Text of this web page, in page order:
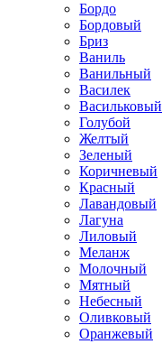
Бордо
Бордовый
Бриз
Ваниль
Ванильный
Василек
Васильковый
Голубой
Желтый
Зеленый
Коричневый
Красный
Лавандовый
Лагуна
Лиловый
Меланж
Молочный
Мятный
Небесный
Оливковый
Оранжевый